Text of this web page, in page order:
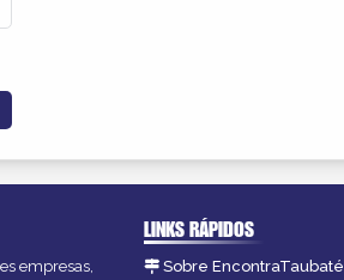
empresas,
LINKS RÁPIDOS
Sobre EncontraTaubaté